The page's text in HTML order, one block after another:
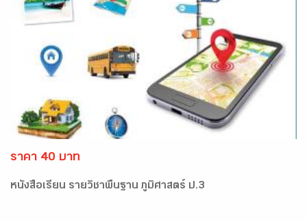
ราคา 40 บาท
หนังสือเรียน รายวิชาพื้นฐาน ภูมิศาสตร์ ป.3